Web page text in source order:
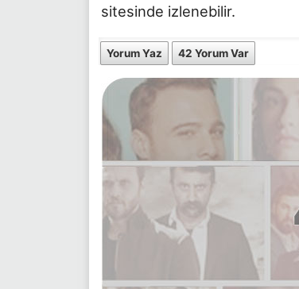
sitesinde izlenebilir.
Yorum Yaz 42 Yorum Var